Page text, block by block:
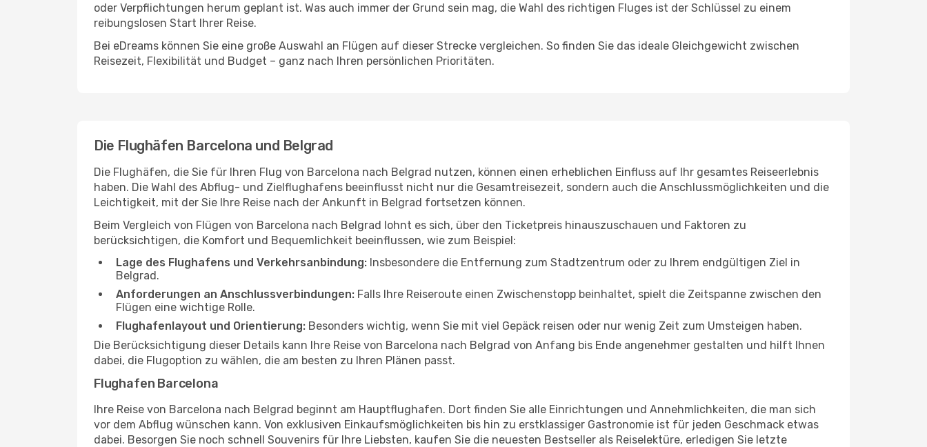
oder Verpflichtungen herum geplant ist. Was auch immer der Grund sein mag, die Wahl des richtigen Fluges ist der Schlüssel zu einem
reibungslosen Start Ihrer Reise.
Bei eDreams können Sie eine große Auswahl an Flügen auf dieser Strecke vergleichen. So finden Sie das ideale Gleichgewicht zwischen
Reisezeit, Flexibilität und Budget – ganz nach Ihren persönlichen Prioritäten.
Die Flughäfen Barcelona und Belgrad
Die Flughäfen, die Sie für Ihren Flug von Barcelona nach Belgrad nutzen, können einen erheblichen Einfluss auf Ihr gesamtes Reiseerlebnis
haben. Die Wahl des Abflug- und Zielflughafens beeinflusst nicht nur die Gesamtreisezeit, sondern auch die Anschlussmöglichkeiten und die
Leichtigkeit, mit der Sie Ihre Reise nach der Ankunft in Belgrad fortsetzen können.
Beim Vergleich von Flügen von Barcelona nach Belgrad lohnt es sich, über den Ticketpreis hinauszuschauen und Faktoren zu
berücksichtigen, die Komfort und Bequemlichkeit beeinflussen, wie zum Beispiel:
Lage des Flughafens und Verkehrsanbindung: Insbesondere die Entfernung zum Stadtzentrum oder zu Ihrem endgültigen Ziel in
Belgrad.
Anforderungen an Anschlussverbindungen: Falls Ihre Reiseroute einen Zwischenstopp beinhaltet, spielt die Zeitspanne zwischen den
Flügen eine wichtige Rolle.
Flughafenlayout und Orientierung: Besonders wichtig, wenn Sie mit viel Gepäck reisen oder nur wenig Zeit zum Umsteigen haben.
Die Berücksichtigung dieser Details kann Ihre Reise von Barcelona nach Belgrad von Anfang bis Ende angenehmer gestalten und hilft Ihnen
dabei, die Flugoption zu wählen, die am besten zu Ihren Plänen passt.
Flughafen Barcelona
Ihre Reise von Barcelona nach Belgrad beginnt am Hauptflughafen. Dort finden Sie alle Einrichtungen und Annehmlichkeiten, die man sich
vor dem Abflug wünschen kann. Von exklusiven Einkaufsmöglichkeiten bis hin zu erstklassiger Gastronomie ist für jeden Geschmack etwas
dabei. Besorgen Sie noch schnell Souvenirs für Ihre Liebsten, kaufen Sie die neuesten Bestseller als Reiselektüre, erledigen Sie letzte